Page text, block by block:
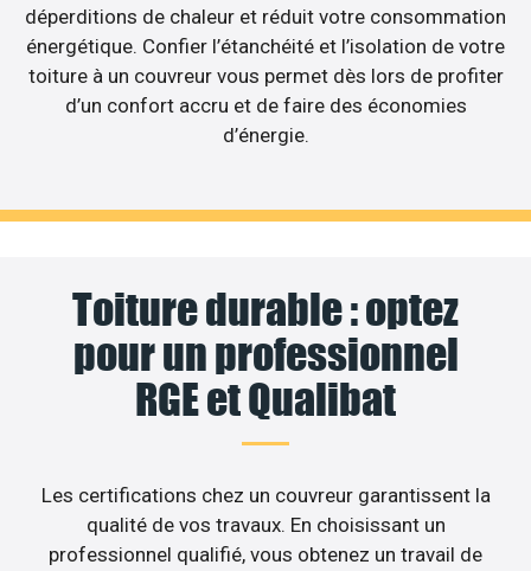
déperditions de chaleur et réduit votre consommation
énergétique. Confier l’étanchéité et l’isolation de votre
toiture à un couvreur vous permet dès lors de profiter
d’un confort accru et de faire des économies
d’énergie.
Toiture durable : optez
pour un professionnel
RGE et Qualibat
Les certifications chez un couvreur garantissent la
qualité de vos travaux. En choisissant un
professionnel qualifié, vous obtenez un travail de